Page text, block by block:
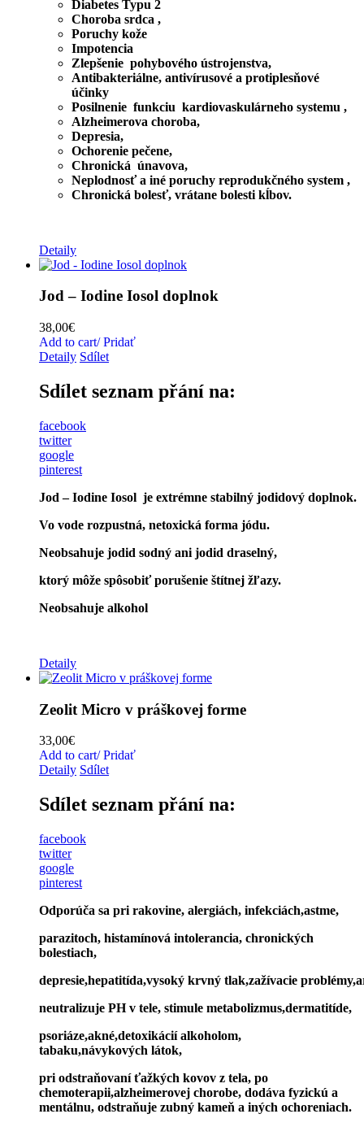
Diabetes Typu 2
Choroba srdca ,
Poruchy kože
Impotencia
Zlepšenie pohybového ústrojenstva,
Antibakteriálne, antivírusové a protiplesňové
účinky
Posilnenie funkciu kardiovaskulárneho systemu ,
Alzheimerova choroba,
Depresia,
Ochorenie pečene,
Chronická únavova,
Neplodnosť a iné poruchy reprodukčného system ,
Chronická bolesť, vrátane bolesti kĺbov.
Detaily
Jod – Iodine Iosol doplnok
38,00€
Add to cart/ Pridať
Detaily Sdílet
Sdílet seznam přání na:
facebook
twitter
google
pinterest
Jod – Iodine Iosol je extrémne stabilný jodidový doplnok.
Vo vode rozpustná, netoxická forma jódu.
Neobsahuje jodid sodný ani jodid draselný,
ktorý môže spôsobiť porušenie štítnej žľazy.
Neobsahuje alkohol
Detaily
Zeolit Micro v práškovej forme
33,00€
Add to cart/ Pridať
Detaily Sdílet
Sdílet seznam přání na:
facebook
twitter
google
pinterest
Odporúča sa pri rakovine, alergiách, infekciách,astme,
parazitoch, histamínová intolerancia, chronických
bolestiach,
depresie,hepatitída,vysoký krvný tlak,zažívacie
neutralizuje PH v tele, stimule metabolizmus,dermatitíde,
psoriáze,akné,detoxikácií alkoholom,
tabaku,návykových látok,
pri odstraňovaní ťažkých kovov z tela, po
chemoterapii,alzheimerovej chorobe, dodáva fyzickú a
mentálnu, odstraňuje zubný kameň a iných ochoreniach.